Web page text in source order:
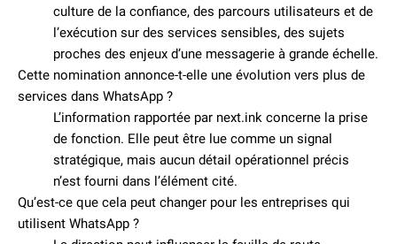
culture de la confiance, des parcours utilisateurs et de
l’exécution sur des services sensibles, des sujets
proches des enjeux d’une messagerie à grande échelle.
Cette nomination annonce-t-elle une évolution vers plus de
services dans WhatsApp ?
L’information rapportée par next.ink concerne la prise
de fonction. Elle peut être lue comme un signal
stratégique, mais aucun détail opérationnel précis
n’est fourni dans l’élément cité.
Qu’est-ce que cela peut changer pour les entreprises qui
utilisent WhatsApp ?